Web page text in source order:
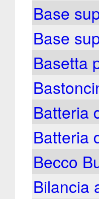
Base
Base
Basetta
Batteria
Batteria
Becco
Bilancia